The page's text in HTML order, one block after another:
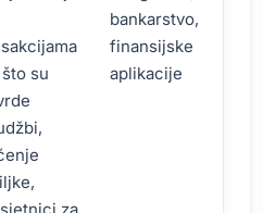
su
bankarstvo,
finansijske
aplikacije